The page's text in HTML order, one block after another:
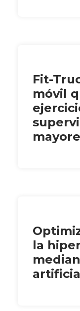
Fit-
móvil
la